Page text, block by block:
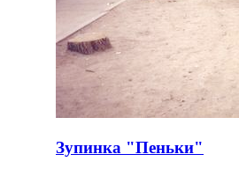
Зупинка "Пеньки"